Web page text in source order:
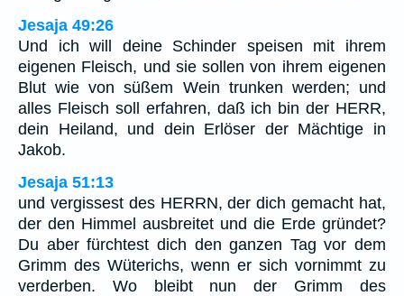
Jesaja 49:26
Und ich will deine Schinder speisen mit ihrem
eigenen Fleisch, und sie sollen von ihrem eigenen
Blut wie von süßem Wein trunken werden; und
alles Fleisch soll erfahren, daß ich bin der HERR,
dein Heiland, und dein Erlöser der Mächtige in
Jakob.
Jesaja 51:13
und vergissest des HERRN, der dich gemacht hat,
der den Himmel ausbreitet und die Erde gründet?
Du aber fürchtest dich den ganzen Tag vor dem
Grimm des Wüterichs, wenn er sich vornimmt zu
verderben. Wo bleibt nun der Grimm des